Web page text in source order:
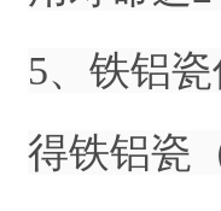
5、铁铝
得铁铝瓷